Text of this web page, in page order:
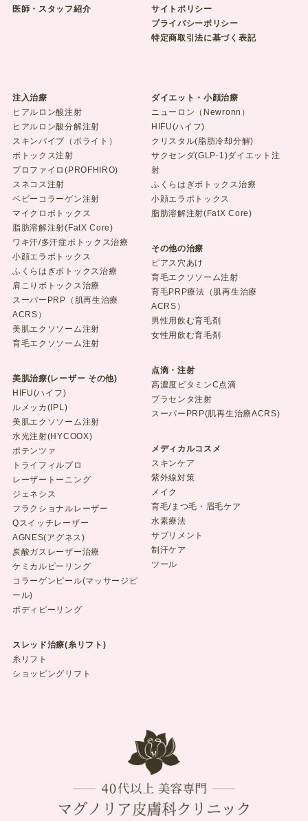
医師・スタッフ紹介
サイトポリシー
プライバシーポリシー
特定商取引法に基づく表記
注入治療
ヒアルロン酸注射
ヒアルロン酸分解注射
スキンバイブ（ボライト）
ボトックス注射
プロファイロ(PROFHIRO)
スネコス注射
ベビーコラーゲン注射
マイクロボトックス
脂肪溶解注射(FatX Core)
ワキ汗/多汗症ボトックス治療
小顔エラボトックス
ふくらはぎボトックス治療
肩こりボトックス治療
スーパーPRP（肌再生治療
ACRS）
美肌エクソソーム注射
育毛エクソソーム注射
美肌治療(レーザー その他)
HIFU(ハイフ)
ルメッカ(IPL)
美肌エクソソーム注射
水光注射(HYCOOX)
ポテンツァ
トライフィルプロ
レーザートーニング
ジェネシス
フラクショナルレーザー
Qスイッチレーザー
AGNES(アグネス)
炭酸ガスレーザー治療
ケミカルピーリング
コラーゲンピール(マッサージピ
ール)
ボディピーリング
スレッド治療(糸リフト)
糸リフト
ショッピングリフト
ダイエット・小顔治療
ニューロン（Newronn）
HIFU(ハイフ)
クリスタル(脂肪冷却分解)
サクセンダ(GLP-1)ダイエット注
射
ふくらはぎボトックス治療
小顔エラボトックス
脂肪溶解注射(FatX Core)
その他の治療
ピアス穴あけ
育毛エクソソーム注射
育毛PRP療法（肌再生治療
ACRS）
男性用飲む育毛剤
女性用飲む育毛剤
点滴・注射
高濃度ビタミンC点滴
プラセンタ注射
スーパーPRP(肌再生治療ACRS)
メディカルコスメ
スキンケア
紫外線対策
メイク
育毛/まつ毛・眉毛ケア
水素療法
サプリメント
制汗ケア
ツール